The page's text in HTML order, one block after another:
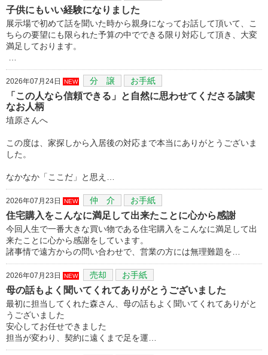
子供にもいい経験になりました
展示場で初めて話を聞いた時から親身になってお話して頂いて、こ
ちらの要望にも限られた予算の中でできる限り対応して頂き、大変
満足しております。
2026年07月24日 NEW 分 譲 お手紙
「この人なら信頼できる」と自然に思わせてくださる誠実
なお人柄
埴原さんへ
この度は、家探しから入居後の対応まで本当にありがとうございま
した。
なかなか「ここだ」と思え…
2026年07月23日 NEW 仲 介 お手紙
住宅購入をこんなに満足して出来たことに心から感謝
今回人生で一番大きな買い物である住宅購入をこんなに満足して出
来たことに心から感謝をしています。
諸事情で遠方からの問い合わせで、営業の方には無理難題を…
2026年07月23日 NEW 売却 お手紙
母の話もよく聞いてくれてありがとうございました
最初に担当してくれた森さん、母の話もよく聞いてくれてありがと
うございました
安心してお任せできました
担当が変わり、契約に遠くまで足を運…